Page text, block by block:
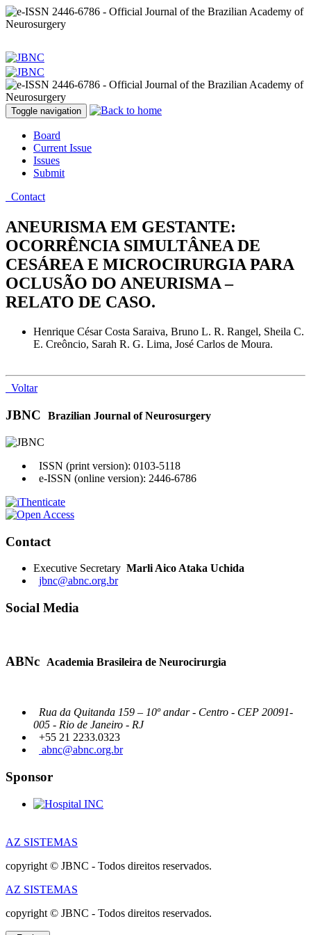
Toggle navigation
Board
Current Issue
Issues
Submit
Contact
ANEURISMA EM GESTANTE:
OCORRÊNCIA SIMULTÂNEA DE
CESÁREA E MICROCIRURGIA PARA
OCLUSÃO DO ANEURISMA –
RELATO DE CASO.
Henrique César Costa Saraiva, Bruno L. R. Rangel, Sheila C.
E. Creôncio, Sarah R. G. Lima, José Carlos de Moura.
Voltar
JBNC Brazilian Journal of Neurosurgery
ISSN (print version): 0103-5118
e-ISSN (online version): 2446-6786
Contact
Executive Secretary Marli Aico Ataka Uchida
jbnc@abnc.org.br
Social Media
ABNc Academia Brasileira de Neurocirurgia
Rua da Quitanda 159 – 10º andar - Centro - CEP 20091-
005 - Rio de Janeiro - RJ
+55 21 2233.0323
abnc@abnc.org.br
Sponsor
AZ SISTEMAS
copyright © JBNC - Todos direitos reservados.
AZ SISTEMAS
copyright © JBNC - Todos direitos reservados.